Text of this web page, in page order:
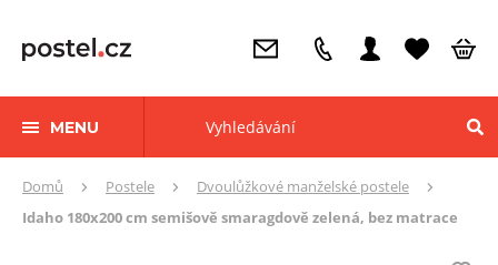
MENU
ZdeDomů Postele
Dvoulůžkové manželské postele
Idaho 180x200 cm semišově smaragdově zelená, bez matrace